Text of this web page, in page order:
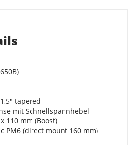
tapered
mit Schnellspannhebel
110 mm (Boost)
PM6 (direct mount 160 mm)